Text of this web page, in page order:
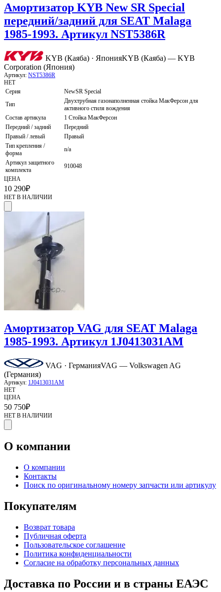
Амортизатор KYB New SR Special
передний/задний для SEAT Malaga
1985-1993. Артикул NST5386R
KYB (Каяба) · ЯпонияKYB (Каяба) — KYB
Corporation (Япония)
Артикул: NST5386R
НЕТ
Серия
NewSR Special
Тип
Двухтрубная газонаполненная стойка МакФерсон для
активного стиля вождения
Состав артикула
1 Стойка МакФерсон
Передний / задний
Передний
Правый / левый
Правый
Тип крепления /
форма
n/a
Артикул защитного
комплекта
910048
ЦЕНА
10 290₽
НЕТ В НАЛИЧИИ
Амортизатор VAG для SEAT Malaga
1985-1993. Артикул 1J0413031AM
VAG · ГерманияVAG — Volkswagen AG
(Германия)
Артикул: 1J0413031AM
НЕТ
ЦЕНА
50 750₽
НЕТ В НАЛИЧИИ
О компании
О компании
Контакты
Поиск по оригинальному номеру запчасти или артикулу
Покупателям
Возврат товара
Публичная оферта
Пользовательское соглашение
Политика конфиденциальности
Согласие на обработку персональных данных
Доставка по России и в страны ЕАЭС